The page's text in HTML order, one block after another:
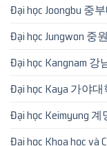
Đại học Joongbu 중
Đại học Jungwon 중
Đại học Kangnam 강
Đại học Kaya 가야
Đại học Keimyung
Đại học Khoa học và